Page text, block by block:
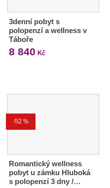
3denní pobyt s
polopenzí a wellness v
Táboře
8 840 Kč
-52 %
Romantický wellness
pobyt u zámku Hluboká
s polopenzí 3 dny /…